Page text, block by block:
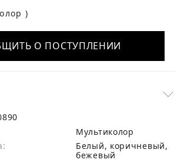
(Мультиколор )
О ПОСТУПЛЕНИИ
Мультиколор
белый, коричневый,
бежевый